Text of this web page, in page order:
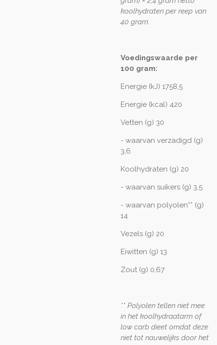
koolhydraten per reep van
40 gram.
Voedingswaarde per
100 gram:
Energie (kJ) 1758,5
Energie (kcal) 420
Vetten (g) 30
- waarvan verzadigd (g)
3,6
Koolhydraten (g) 20
- waarvan suikers (g) 3,5
- waarvan polyolen** (g)
14
Vezels (g) 20
Eiwitten (g) 13
Zout (g) 0,67
** Polyolen tellen niet mee
in het koolhydraatarm of
low carb dieet omdat deze
niet tot nauwelijks door het